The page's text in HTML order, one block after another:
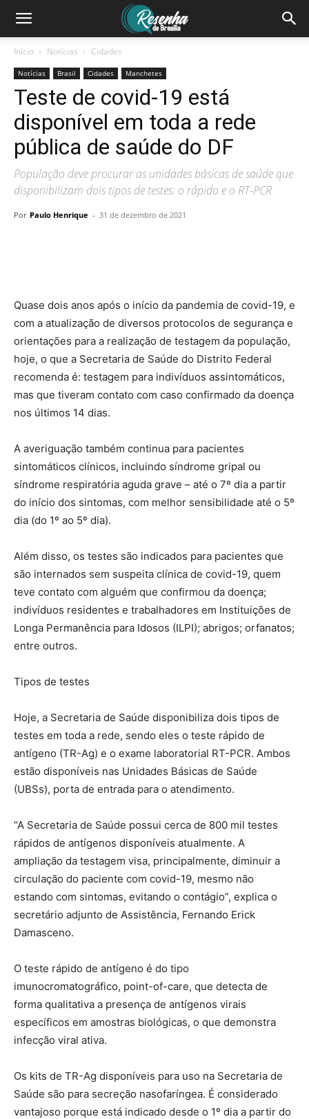
Início Notícias Cidades
Notícias Brasil Cidades Manchetes
Teste de covid-19 está
disponível em toda a rede
pública de saúde do DF
População deve procurar as unidades básicas de saúde que
disponibilizam dois tipos de testes: o rápido e o RT-PCR
Por Paulo Henrique - 31 de dezembro de 2021
Quase dois anos após o início da pandemia de covid-19, e
com a atualização de diversos protocolos de segurança e
orientações para a realização de testagem da população,
hoje, o que a Secretaria de Saúde do Distrito Federal
recomenda é: testagem para indivíduos assintomáticos,
mas que tiveram contato com caso confirmado da doença
nos últimos 14 dias.
A averiguação também continua para pacientes
sintomáticos clínicos, incluindo síndrome gripal ou
síndrome respiratória aguda grave – até o 7º dia a partir
do início dos sintomas, com melhor sensibilidade até o 5º
dia (do 1º ao 5º dia).
Além disso, os testes são indicados para pacientes que
são internados sem suspeita clínica de covid-19, quem
teve contato com alguém que confirmou da doença;
indivíduos residentes e trabalhadores em Instituições de
Longa Permanência para Idosos (ILPI); abrigos; orfanatos;
entre outros.
Tipos de testes
Hoje, a Secretaria de Saúde disponibiliza dois tipos de
testes em toda a rede, sendo eles o teste rápido de
antígeno (TR-Ag) e o exame laboratorial RT-PCR. Ambos
estão disponíveis nas Unidades Básicas de Saúde
(UBSs), porta de entrada para o atendimento.
“A Secretaria de Saúde possui cerca de 800 mil testes
rápidos de antígenos disponíveis atualmente. A
ampliação da testagem visa, principalmente, diminuir a
circulação do paciente com covid-19, mesmo não
estando com sintomas, evitando o contágio”, explica o
secretário adjunto de Assistência, Fernando Erick
Damasceno.
O teste rápido de antígeno é do tipo
imunocromatográfico, point-of-care, que detecta de
forma qualitativa a presença de antígenos virais
específicos em amostras biológicas, o que demonstra
infecção viral ativa.
Os kits de TR-Ag disponíveis para uso na Secretaria de
Saúde são para secreção nasofaríngea. É considerado
vantajoso porque está indicado desde o 1º dia a partir do